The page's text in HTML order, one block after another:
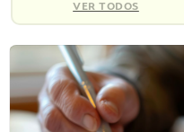
VER TODOS